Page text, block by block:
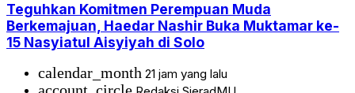
Teguhkan Komitmen Perempuan Muda
Berkemajuan, Haedar Nashir Buka Muktamar ke-
15 Nasyiatul Aisyiyah di Solo
calendar_month 21 jam yang lalu